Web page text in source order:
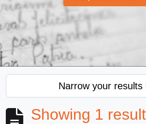
Narrow your results
Showing 1